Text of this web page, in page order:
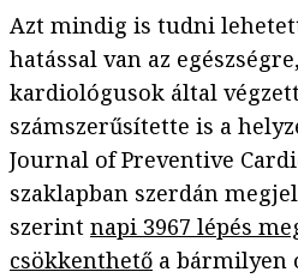
Azt mindig is tudni
hatással van az
kardiológusok által
számszerűsítette is a
Journal of Preventive
szaklapban szerdán
szerint napi 3967 lépés
csökkenthető a bármilyen